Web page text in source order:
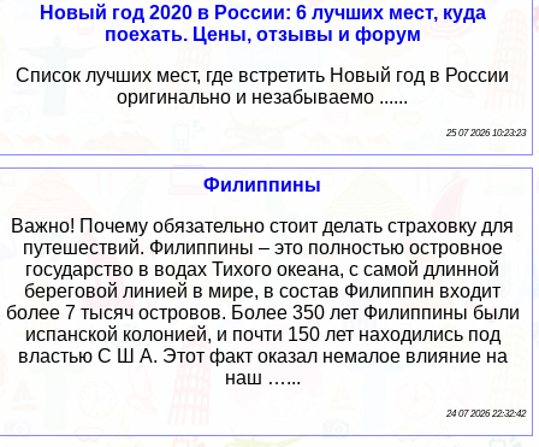
Новый год 2020 в России: 6 лучших мест, куда
поехать. Цены, отзывы и форум
Список лучших мест, где встретить Новый год в России
оригинально и незабываемо ......
25 07 2026 10:23:23
Филиппины
Важно! Почему обязательно стоит делать страховку для
путешествий. Филиппины – это полностью островное
государство в водах Тихого океана, с самой длинной
береговой линией в мире, в состав Филиппин входит
более 7 тысяч островов. Более 350 лет Филиппины были
испанской колонией, и почти 150 лет находились под
властью С Ш А. Этот факт оказал немалое влияние на
наш …...
24 07 2026 22:32:42